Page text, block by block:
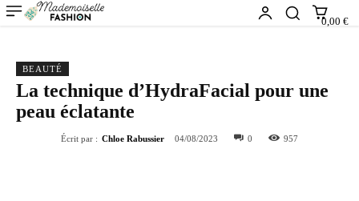
0,00 €
BEAUTÉ
La technique d’HydraFacial pour une
peau éclatante
Écrit par : Chloe Rabussier 04/08/2023 0 957